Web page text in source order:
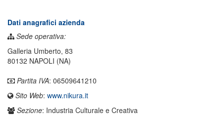
Dati anagrafici azienda
Sede operativa:
Galleria Umberto, 83
80132 NAPOLI (NA)
Partita IVA: 06509641210
Sito Web: www.nikura.it
Sezione: Industria Culturale e Creativa